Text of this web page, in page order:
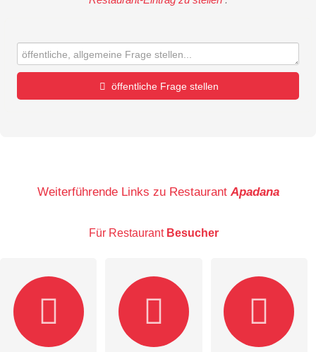
öffentliche Frage stellen
E-Mail-Adresse (wird nicht veröffentlicht)
Weiterführende Links zu Restaurant Apadana
Für Restaurant Besucher